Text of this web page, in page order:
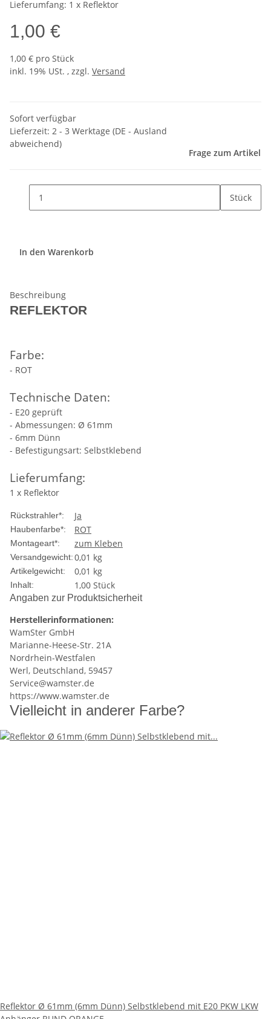
Lieferumfang: 1 x Reflektor
1,00 €
1,00 € pro Stück
inkl. 19% USt. , zzgl. Versand
Sofort verfügbar
Lieferzeit: 2 - 3 Werktage (DE - Ausland
abweichend)
Frage zum Artikel
Stück
In den Warenkorb
Beschreibung
REFLEKTOR
Farbe:
- ROT
Technische Daten:
- E20 geprüft
- Abmessungen: Ø 61mm
- 6mm Dünn
- Befestigungsart: Selbstklebend
Lieferumfang:
1 x Reflektor
Rückstrahler*: Ja
Haubenfarbe*: ROT
Montageart*: zum Kleben
Versandgewicht:0,01 kg
Artikelgewicht: 0,01 kg
Inhalt: 1,00 Stück
Angaben zur Produktsicherheit
Herstellerinformationen:
WamSter GmbH
Marianne-Heese-Str. 21A
Nordrhein-Westfalen
Werl, Deutschland, 59457
Service@wamster.de
https://www.wamster.de
Vielleicht in anderer Farbe?
Reflektor Ø 61mm (6mm Dünn) Selbstklebend mit E20 PKW LKW